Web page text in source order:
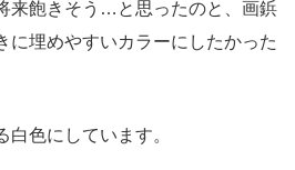
来飽きそう…と思ったのと、画鋲
に埋めやすいカラーにしたかった
色にしています。